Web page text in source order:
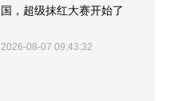
国，超级抹红大赛开始了
2026-08-07 09:43:32